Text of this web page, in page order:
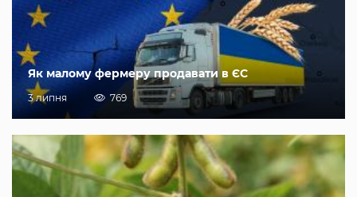
Як малому фермеру продавати в ЄС
3 липня 769